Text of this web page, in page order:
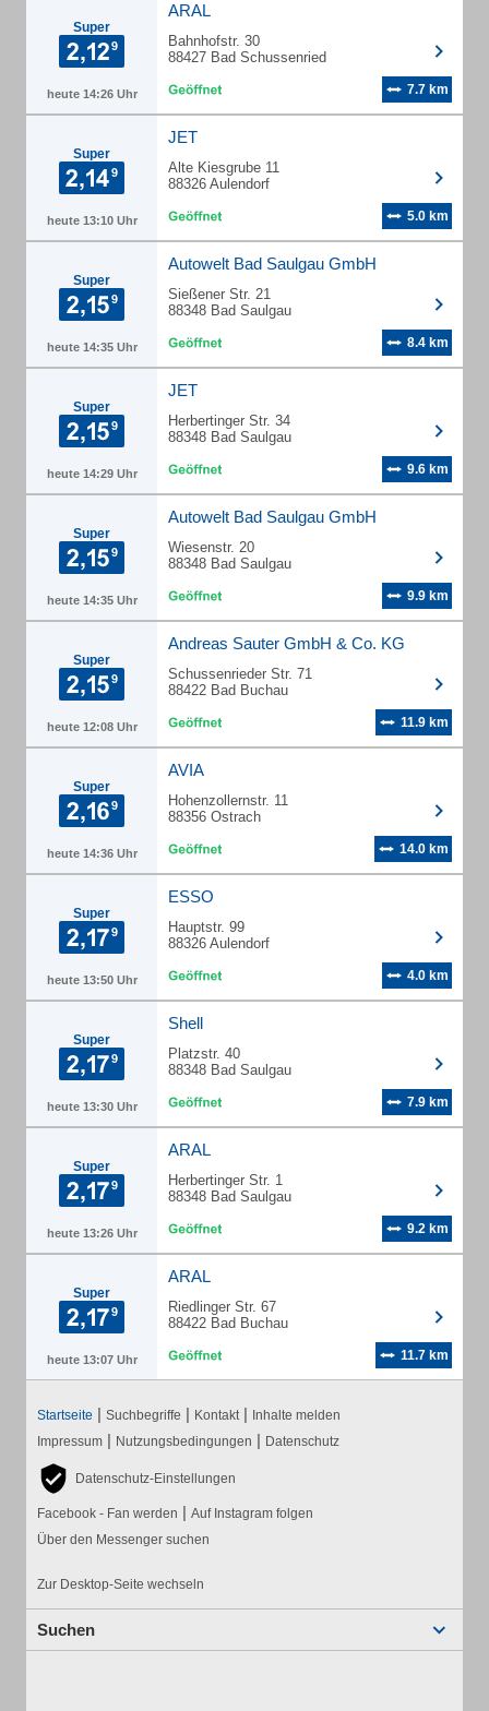
Super
heute 14:26 Uhr
ARAL
Bahnhofstr. 30
88427 Bad Schussenried
7.7 km
Super
heute 13:10 Uhr
JET
Alte Kiesgrube 11
88326 Aulendorf
5.0 km
Super
heute 14:35 Uhr
Autowelt Bad Saulgau GmbH
Sießener Str. 21
88348 Bad Saulgau
8.4 km
Super
heute 14:29 Uhr
JET
Herbertinger Str. 34
88348 Bad Saulgau
9.6 km
Super
heute 14:35 Uhr
Autowelt Bad Saulgau GmbH
Wiesenstr. 20
88348 Bad Saulgau
9.9 km
Super
heute 12:08 Uhr
Andreas Sauter GmbH & Co. KG
Schussenrieder Str. 71
88422 Bad Buchau
11.9 km
Super
heute 14:36 Uhr
AVIA
Hohenzollernstr. 11
88356 Ostrach
14.0 km
Super
heute 13:50 Uhr
ESSO
Hauptstr. 99
88326 Aulendorf
4.0 km
Super
heute 13:30 Uhr
Shell
Platzstr. 40
88348 Bad Saulgau
7.9 km
Super
heute 13:26 Uhr
ARAL
Herbertinger Str. 1
88348 Bad Saulgau
9.2 km
Super
heute 13:07 Uhr
ARAL
Riedlinger Str. 67
88422 Bad Buchau
11.7 km
Startseite | Suchbegriffe | Kontakt | Inhalte melden
Impressum | Nutzungsbedingungen | Datenschutz
Datenschutz-Einstellungen
Facebook - Fan werden | Auf Instagram folgen
Über den Messenger suchen
Zur Desktop-Seite wechseln
Suchen